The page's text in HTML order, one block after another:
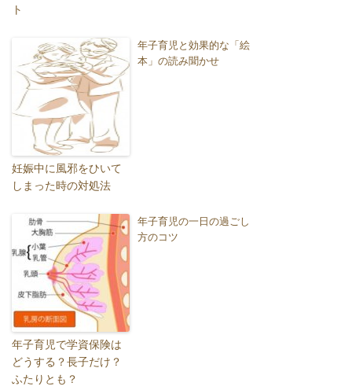
ト
妊娠中に風邪をひいて
しまった時の対処法
年子育児と効果的な「絵
本」の読み聞かせ
年子育児で学資保険は
どうする？長子だけ？
ふたりとも？
年子育児の一日の過ごし
方のコツ